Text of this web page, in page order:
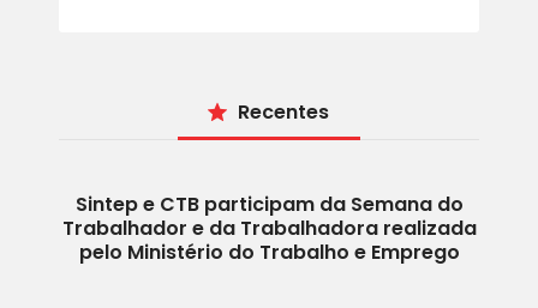
Recentes
Sintep e CTB participam da Semana do
Trabalhador e da Trabalhadora realizada
pelo Ministério do Trabalho e Emprego